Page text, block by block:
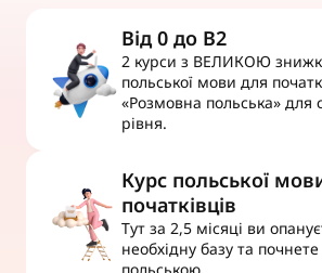
Від 0 до B2
2 курси з ВЕЛИКОЮ
польської мови для
«Розмовна польська» для
рівня.
Курс польської
початківців
Тут за 2,5 місяці ви
необхідну базу та